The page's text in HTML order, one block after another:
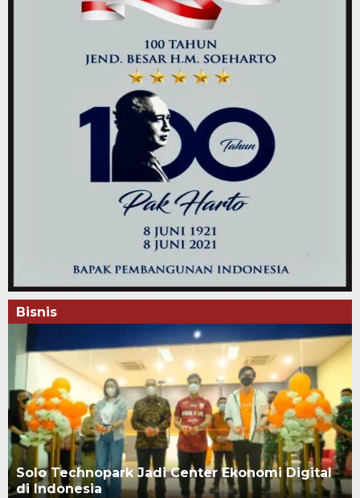
Bisnis
Solo Technopark Jadi Center Ekonomi Digital
di Indonesia